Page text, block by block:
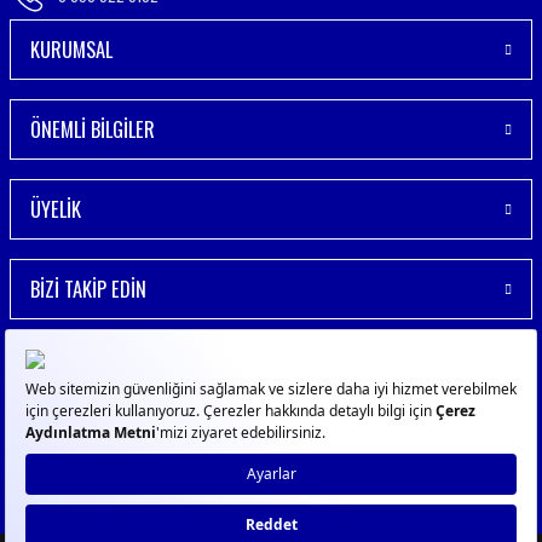
KURUMSAL
ÖNEMLİ BİLGİLER
ÜYELİK
BİZİ TAKİP EDİN